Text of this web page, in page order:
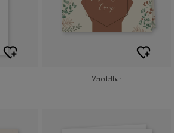
Veredelbar